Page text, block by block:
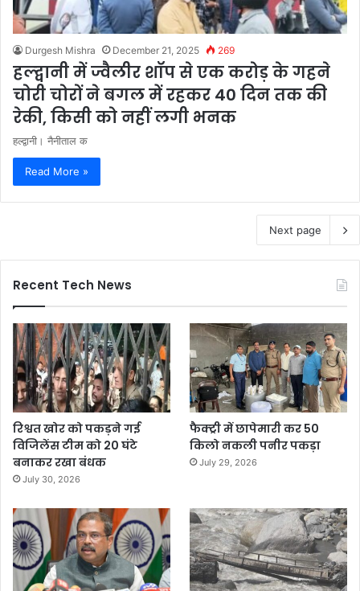
Durgesh Mishra December 21, 2025 269
हल्द्वानी में ज्वैलीर शॉप से एक करोड़ के गहने
चोरी चोरों ने बगल में रहकर 40 दिन तक की
रेकी, किसी को नहीं लगी भनक
हल्द्वानी। नैनीताल क
Read More »
Next page
Recent Tech News
रिश्वत खोर को पकड़ने गई
विजिलेंस टीम को 20 घंटे
बनाकर रखा बंधक
July 30, 2026
फैक्ट्री में छापेमारी कर 50
किलो नकली पनीर पकड़ा
July 29, 2026